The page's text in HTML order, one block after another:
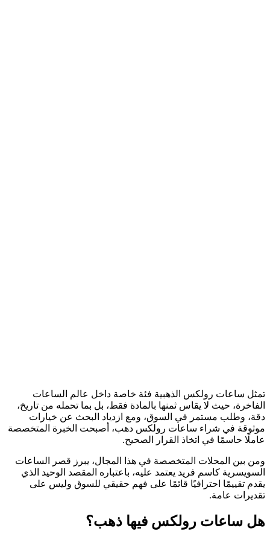
تمثل ساعات رولكس الذهبية فئة خاصة داخل عالم الساعات
الفاخرة، حيث لا يقاس ثمنها بالمادة فقط، بل بما تحمله من تاريخ،
دقة، وطلب مستمر في السوق، ومع ازدياد البحث عن خيارات
موثوقة في شراء ساعات رولكس دهب، أصبحت الخبرة المتخصصة
عاملًا حاسمًا في اتخاذ القرار الصحيح.
ومن بين المحلات المتخصصة في هذا المجال، يبرز قصر الساعات
السويسرية كاسم فريد يعتمد عليه، باعتباره المقصد الوحيد الذي
يقدم تقييمًا احترافيًا قائمًا على فهم حقيقي للسوق وليس على
تقديرات عامة.
هل ساعات رولكس فيها ذهب؟